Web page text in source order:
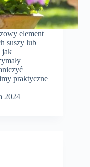
element
suszy lub
jak
praktyczne
2024